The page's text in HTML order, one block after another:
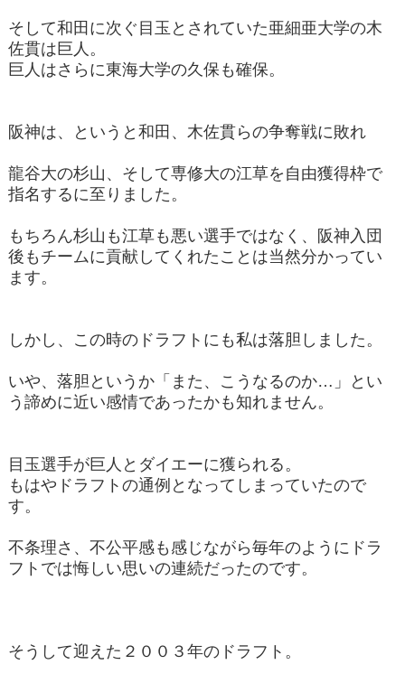
そして和田に次ぐ目玉とされていた亜細亜大学の木
佐貫は巨人。
巨人はさらに東海大学の久保も確保。
阪神は、というと和田、木佐貫らの争奪戦に敗れ
龍谷大の杉山、そして専修大の江草を自由獲得枠で
指名するに至りました。
もちろん杉山も江草も悪い選手ではなく、阪神入団
後もチームに貢献してくれたことは当然分かってい
ます。
しかし、この時のドラフトにも私は落胆しました。
いや、落胆というか「また、こうなるのか…」とい
う諦めに近い感情であったかも知れません。
目玉選手が巨人とダイエーに獲られる。
もはやドラフトの通例となってしまっていたので
す。
不条理さ、不公平感も感じながら毎年のようにドラ
フトでは悔しい思いの連続だったのです。
そうして迎えた２００３年のドラフト。